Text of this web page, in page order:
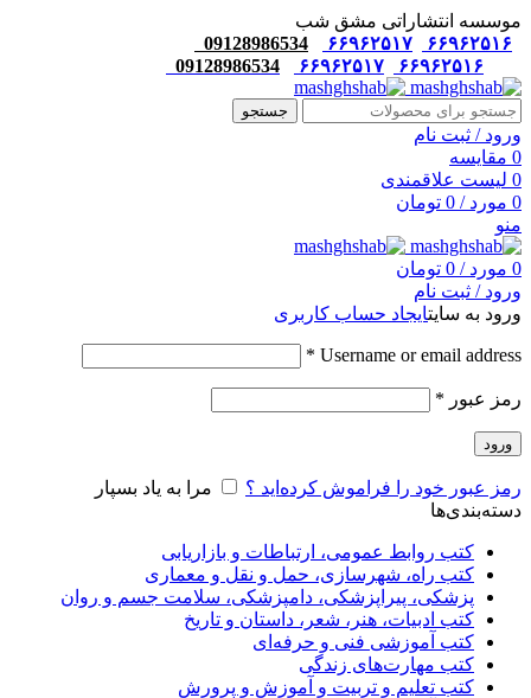
موسسه انتشاراتی مشق شب
۶۶۹۶۲۵۱۶
۶۶۹۶۲۵۱۷
09128986534
۶۶۹۶۲۵۱۶
۶۶۹۶۲۵۱۷ 09128986534
جستجو
ورود / ثبت نام
0 مقایسه
0 لیست علاقمندی
0 مورد /
0 تومان
منو
0 مورد /
0 تومان
ورود / ثبت نام
ورود به سایتایجاد حساب کاربری
Username or email address
*
رمز عبور *
ورود
رمز عبور خود را فراموش کرده‌اید ؟
مرا به یاد بسپار
دسته‌بندی‌ها
کتب روابط عمومی، ارتباطات و بازاریابی
کتب راه، شهرسازی، حمل و نقل و معماری
پزشکی، پیراپزشکی، دامپزشکی، سلامت جسم و روان
کتب ادبیات، هنر، شعر، داستان و تاریخ
کتب آموزشی فنی و حرفه‌ای
کتب مهارت‌های زندگی
کتب تعلیم و تربیت و آموزش و پرورش